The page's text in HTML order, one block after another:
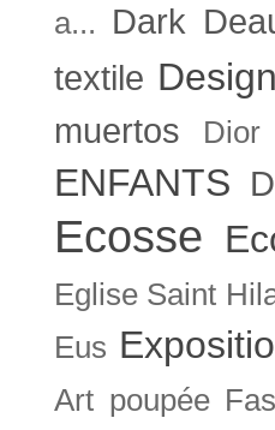
a... Dark
textile
muertos Dior
ENFANTS
Ecosse
Eglise Saint
Eus
Art poupée